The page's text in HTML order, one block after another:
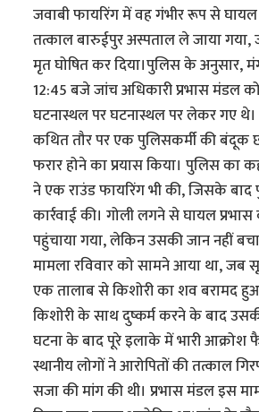
जवाबी फायरिंग में वह गंभीर रूप से
तत्काल बारुईपुर अस्पताल ले जाया गया,
मृत घोषित कर दिया।पुलिस के अनुसार,
12:45 बजे जांच अधिकारी प्रभास मंडल
घटनास्थल पर घटनास्थल पर लेकर गए थे।
कथित तौर पर एक पुलिसकर्मी की बंदूक
फरार होने का प्रयास किया। पुलिस का
ने एक राउंड फायरिंग भी की, जिसके बाद
कार्रवाई की। गोली लगने से घायल
पहुंचाया गया, लेकिन उसकी जान नहीं
मामला रविवार को सामने आया था,
एक तालाब से किशोरी का शव बरामद
किशोरी के साथ दुष्कर्म करने के बाद
घटना के बाद पूरे इलाके में भारी
स्थानीय लोगों ने आरोपितों की तत्काल
सजा की मांग की थी। प्रभास मंडल इस